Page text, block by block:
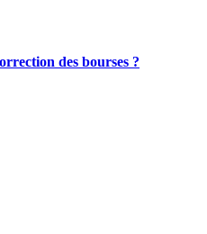
des bourses ?